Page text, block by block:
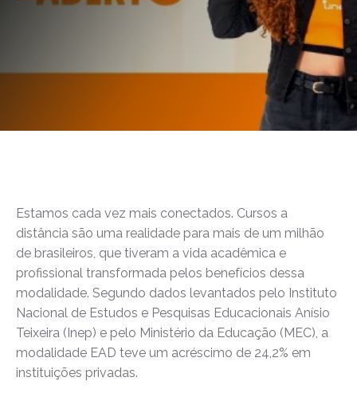
Estamos cada vez mais conectados. Cursos a
distância são uma realidade para mais de um milhão
de brasileiros, que tiveram a vida acadêmica e
profissional transformada pelos benefícios dessa
modalidade. Segundo dados levantados pelo Instituto
Nacional de Estudos e Pesquisas Educacionais Anísio
Teixeira (Inep) e pelo Ministério da Educação (MEC), a
modalidade EAD teve um acréscimo de 24,2% em
instituições privadas.